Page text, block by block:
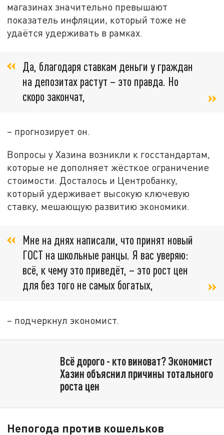
магазинах значительно превышают
показатель инфляции, который тоже не
удаётся удерживать в рамках.
Да, благодаря ставкам деньги у граждан
на депозитах растут – это правда. Но
скоро закончат,
– прогнозирует он.
Вопросы у Хазина возникли к госстандартам,
которые не дополняет жёсткое ограничение
стоимости. Досталось и Центробанку,
который удерживает высокую ключевую
ставку, мешающую развитию экономики.
Мне на днях написали, что принят новый
ГОСТ на школьные ранцы. Я вас уверяю:
всё, к чему это приведёт, – это рост цен
для без того не самых богатых,
– подчеркнул экономист.
Всё дорого - кто виноват? Экономист
Хазин объяснил причины тотального
роста цен
Непогода против кошельков